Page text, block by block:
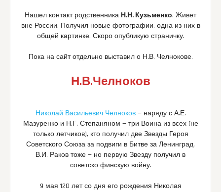
Нашел контакт родственника Н.Н. Кузьменко. Живет
вне России. Получил новые фотографии, одна из них в
общей картинке. Скоро опубликую страничку.
Пока на сайт отдельно выставил о Н.В. Челнокове.
Н.В.Челноков
Николай Васильевич Челноков— наряду с А.Е.
Мазуренко и Н.Г. Степаняном — три Воина из всех (не
только летчиков), кто получил две Звезды Героя
Советского Союза за подвиги в Битве за Ленинград.
В.И. Раков тоже — но первую Звезду получил в
советско-финскую войну.
9 мая 120 лет со дня его рождения Николая